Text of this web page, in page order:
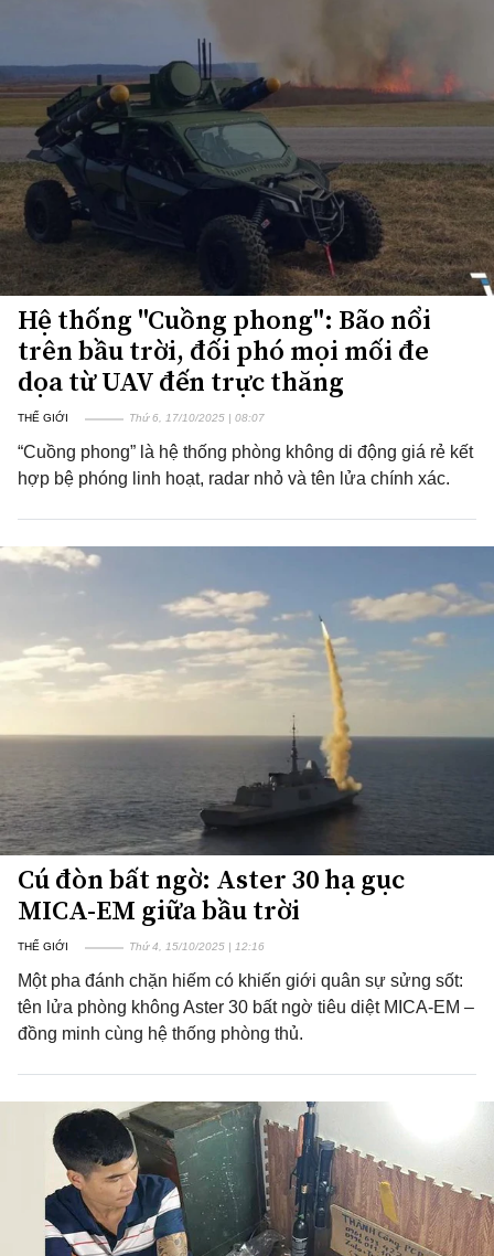
Hệ thống "Cuồng phong": Bão nổi
trên bầu trời, đối phó mọi mối đe
dọa từ UAV đến trực thăng
THẾ GIỚI Thứ 6, 17/10/2025 | 08:07
“Cuồng phong” là hệ thống phòng không di động giá rẻ kết
hợp bệ phóng linh hoạt, radar nhỏ và tên lửa chính xác.
Cú đòn bất ngờ: Aster 30 hạ gục
MICA-EM giữa bầu trời
THẾ GIỚI Thứ 4, 15/10/2025 | 12:16
Một pha đánh chặn hiếm có khiến giới quân sự sửng sốt:
tên lửa phòng không Aster 30 bất ngờ tiêu diệt MICA-EM –
đồng minh cùng hệ thống phòng thủ.